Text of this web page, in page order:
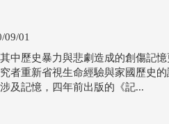
09/01
中歷史暴力與悲劇造成的創傷記
者重新省視生命經驗與家國歷史
及記憶，四年前出版的《記...